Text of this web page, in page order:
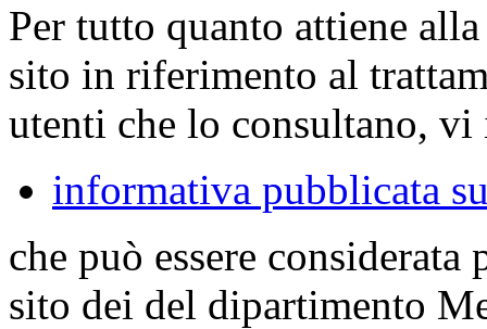
Per tutto quanto attiene
sito in riferimento al
utenti che lo consultano,
informativa pubblicata
che può essere
sito dei del dipartimento